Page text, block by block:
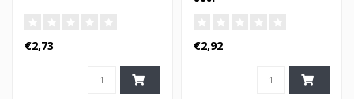
€2,73 €2,92